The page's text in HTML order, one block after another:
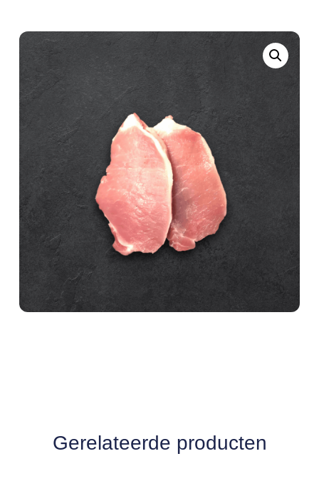
Gerelateerde producten